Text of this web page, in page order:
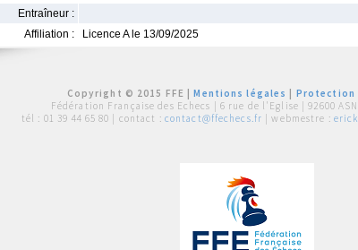
Entraîneur :
Affiliation :
Licence A le 13/09/2025
Copyright © 2015 FFE |Mentions légales
Protection
Fédération Française des Echecs | 6 rue de l'Eglise | 92600
tél : 01 39 44 65 80 | contact : contact@ffechecs.fr | webmestre :